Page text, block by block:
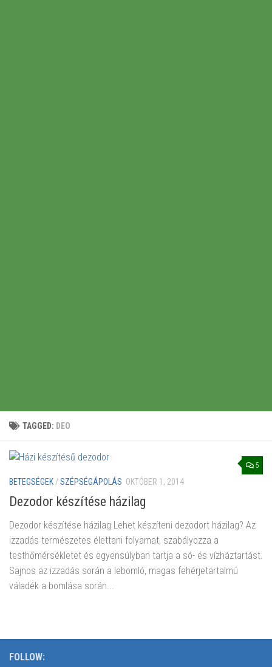
TAGGED: DEO
5
BETEGSÉGEK /SZÉPSÉGÁPOLÁS OKTÓBER 1, 2014
Dezodor készítése házilag
Dezodor készítése házilag Lehet készíteni dezodort házilag? Az
izzadás természetes élettani folyamat, szabályozza a
testhőmérsékletet és egyensúlyban tartja a só- és vízháztartást.
Sajnos az izzadás során a lebomló, magas fehérjetartalmú
váladék a bomlása során...
FOLLOW: